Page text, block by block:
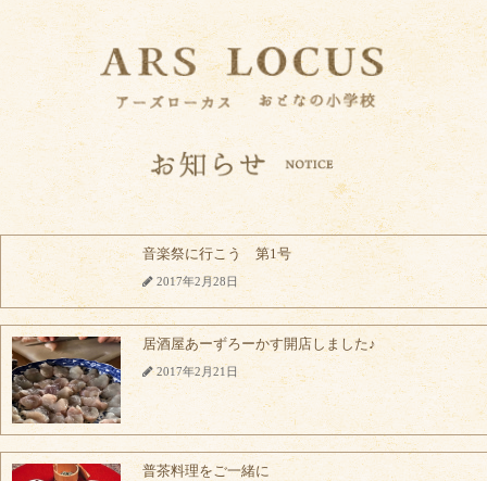
音楽祭に行こう 第1号
2017年2月28日
居酒屋あーずろーかす開店しました♪
2017年2月21日
普茶料理をご一緒に